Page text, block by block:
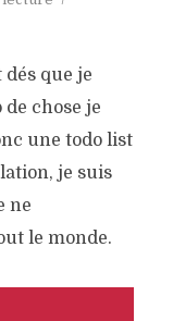
dés que je
chose je
une todo list
je suis
ne
le monde.